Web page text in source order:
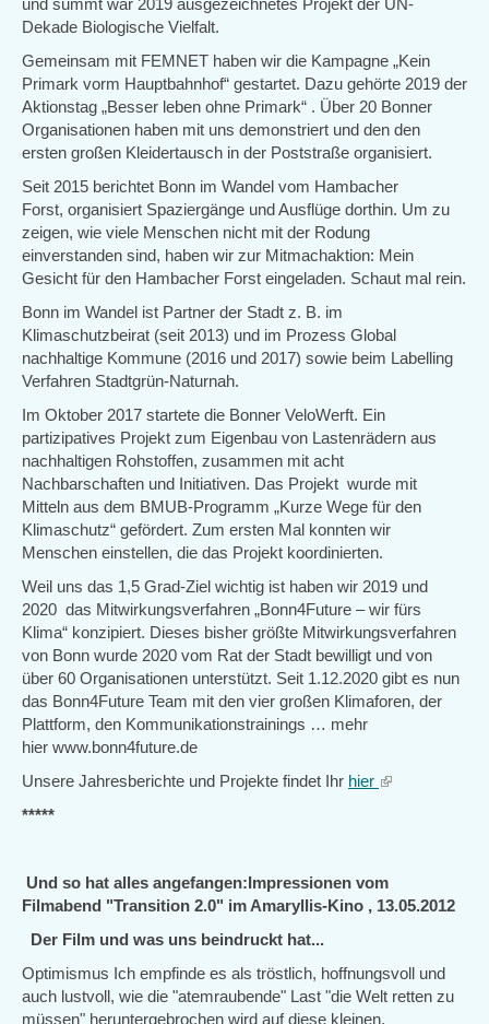
und summt war 2019 ausgezeichnetes Projekt der UN-
Dekade Biologische Vielfalt.
Gemeinsam mit FEMNET haben wir die Kampagne „Kein
Primark vorm Hauptbahnhof“ gestartet. Dazu gehörte 2019 der
Aktionstag „Besser leben ohne Primark“ . Über 20 Bonner
Organisationen haben mit uns demonstriert und den den
ersten großen Kleidertausch in der Poststraße organisiert.
Seit 2015 berichtet Bonn im Wandel vom Hambacher
Forst, organisiert Spaziergänge und Ausflüge dorthin. Um zu
zeigen, wie viele Menschen nicht mit der Rodung
einverstanden sind, haben wir zur Mitmachaktion: Mein
Gesicht für den Hambacher Forst eingeladen. Schaut mal rein.
Bonn im Wandel ist Partner der Stadt z. B. im
Klimaschutzbeirat (seit 2013) und im Prozess Global
nachhaltige Kommune (2016 und 2017) sowie beim Labelling
Verfahren Stadtgrün-Naturnah.
Im Oktober 2017 startete die Bonner VeloWerft. Ein
partizipatives Projekt zum Eigenbau von Lastenrädern aus
nachhaltigen Rohstoffen, zusammen mit acht
Nachbarschaften und Initiativen. Das Projekt wurde mit
Mitteln aus dem BMUB-Programm „Kurze Wege für den
Klimaschutz“ gefördert. Zum ersten Mal konnten wir
Menschen einstellen, die das Projekt koordinierten.
Weil uns das 1,5 Grad-Ziel wichtig ist haben wir 2019 und
2020 das Mitwirkungsverfahren „Bonn4Future – wir fürs
Klima“ konzipiert. Dieses bisher größte Mitwirkungsverfahren
von Bonn wurde 2020 vom Rat der Stadt bewilligt und von
über 60 Organisationen unterstützt. Seit 1.12.2020 gibt es nun
das Bonn4Future Team mit den vier großen Klimaforen, der
Plattform, den Kommunikationstrainings … mehr
hier www.bonn4future.de
Unsere Jahresberichte und Projekte findet Ihr hier (link
*****
Und so hat alles angefangen:Impressionen vom
Filmabend "Transition 2.0" im Amaryllis-Kino , 13.05.2012
Der Film und was uns beindruckt hat...
Optimismus Ich empfinde es als tröstlich, hoffnungsvoll und
auch lustvoll, wie die "atemraubende" Last "die Welt retten zu
müssen" heruntergebrochen wird auf diese kleinen,